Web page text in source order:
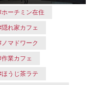
ホーチミン在住
隠れ家カフェ
ノマドワーク
作業カフェ
ほうじ茶ラテ